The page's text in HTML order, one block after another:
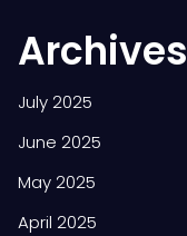
Archives
July 2025
June 2025
May 2025
April 2025